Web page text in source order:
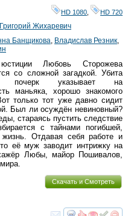
HD 1080 HD 720
Григорий Жихаревич
Банщикова, Владислав Резник,
Любовь Сторожева
со сложной загадкой. Убита
почерк указывает на
маньяка, хорошо знакомого
только тот уже давно сидит
Был ли осуждён невиновный?
стараясь пустить следствие
с тайнами погибшей,
Отдавая себя работе и
её муж заводит интрижку на
Любы, майор Пошивалов,
Скачать и Смотреть